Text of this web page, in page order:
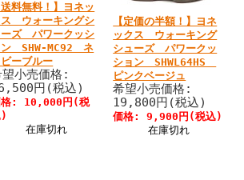
送料無料！】ヨネッ
ス ウォーキングシ
ーズ パワークッシ
ン SHW-MC92 ネ
ーブルー
望小売価格:
円(税込)
格: 10,000円(税
)
在庫切れ
【定価の半額！】ヨネ
ックス ウォーキング
シューズ パワークッ
ション SHWL64HS
ピンクベージュ
希望小売価格:
19,800円(税込)
価格: 9,900円(税込)
在庫切れ